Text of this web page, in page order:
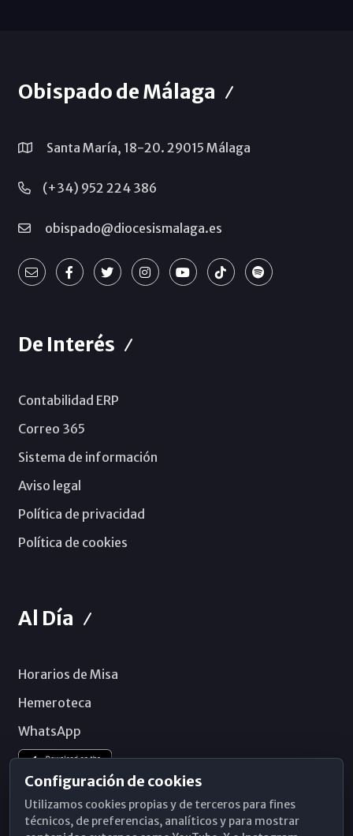
Obispado de Málaga
Santa María, 18-20. 29015 Málaga
(+34) 952 224 386
obispado@diocesismalaga.es
De Interés
Contabilidad ERP
Correo 365
Sistema de información
Aviso legal
Política de privacidad
Política de cookies
Al Día
Horarios de Misa
Hemeroteca
WhatsApp
Configuración de cookies
Utilizamos cookies propias y de terceros para fines
técnicos, de preferencias, analíticos y para mostrar